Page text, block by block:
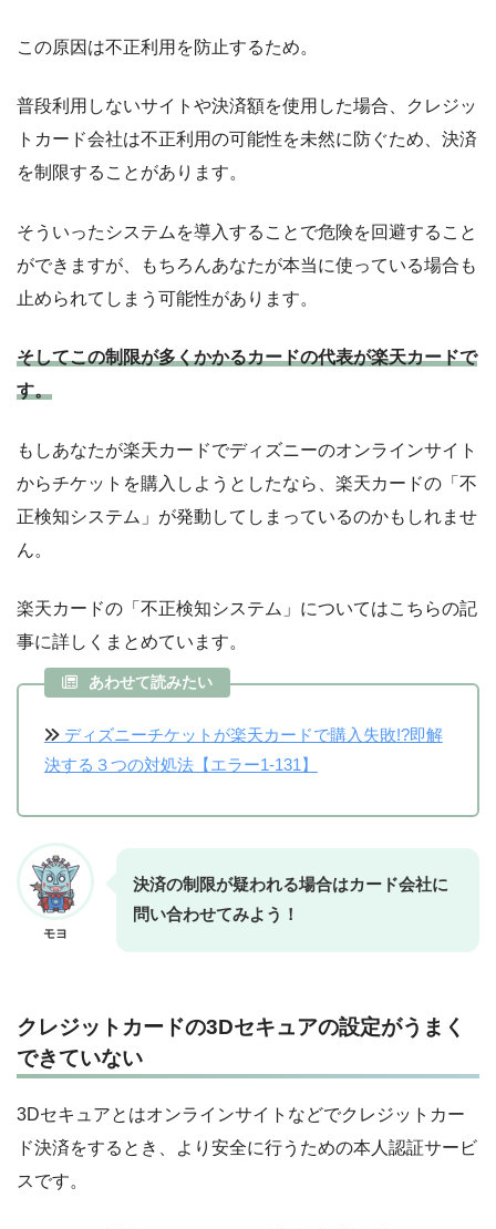
この原因は不正利用を防止するため。
普段利用しないサイトや決済額を使用した場合、クレジッ
トカード会社は不正利用の可能性を未然に防ぐため、決済
を制限することがあります。
そういったシステムを導入することで危険を回避すること
ができますが、もちろんあなたが本当に使っている場合も
止められてしまう可能性があります。
そしてこの制限が多くかかるカードの代表が楽天カードで
す。
もしあなたが楽天カードでディズニーのオンラインサイト
からチケットを購入しようとしたなら、楽天カードの「不
正検知システム」が発動してしまっているのかもしれませ
ん。
楽天カードの「不正検知システム」についてはこちらの記
事に詳しくまとめています。
あわせて読みたい
ディズニーチケットが楽天カードで購入失敗!?即解
決する３つの対処法【エラー1-131】
モヨ
決済の制限が疑われる場合はカード会社に
問い合わせてみよう！
クレジットカードの3Dセキュアの設定がうまく
できていない
3Dセキュアとはオンラインサイトなどでクレジットカー
ド決済をするとき、より安全に行うための本人認証サービ
スです。